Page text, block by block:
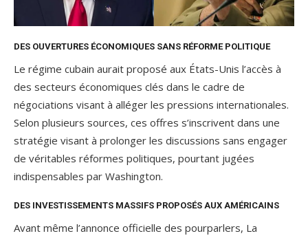
DES OUVERTURES ÉCONOMIQUES SANS RÉFORME POLITIQUE
Le régime cubain aurait proposé aux États-Unis l’accès à
des secteurs économiques clés dans le cadre de
négociations visant à alléger les pressions internationales.
Selon plusieurs sources, ces offres s’inscrivent dans une
stratégie visant à prolonger les discussions sans engager
de véritables réformes politiques, pourtant jugées
indispensables par Washington.
DES INVESTISSEMENTS MASSIFS PROPOSÉS AUX AMÉRICAINS
Avant même l’annonce officielle des pourparlers, La